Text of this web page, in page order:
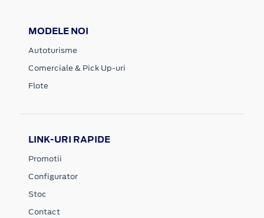
MODELE NOI
Autoturisme
Comerciale & Pick Up-uri
Flote
LINK-URI RAPIDE
Promotii
Configurator
Stoc
Contact